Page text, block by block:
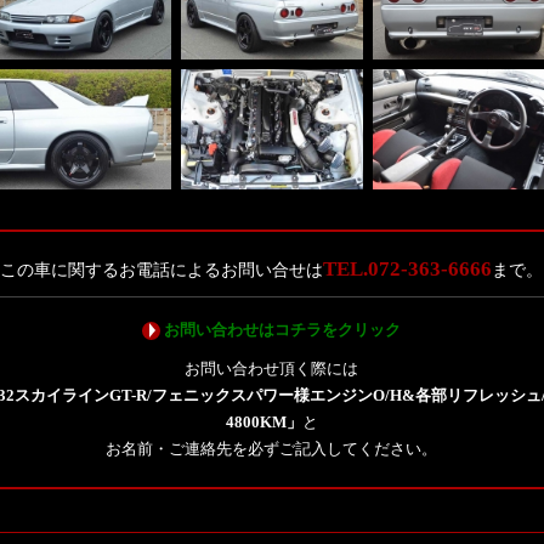
この車に関するお電話によるお問い合せはTEL.072-363-6666 まで。
お問い合わせはコチラをクリック
お問い合わせ頂く際には
スカイラインGT-R/フェニックスパワー様エンジンO/H&各部リフレッシ
4800KM」 と
お名前・ご連絡先を必ずご記入してください。